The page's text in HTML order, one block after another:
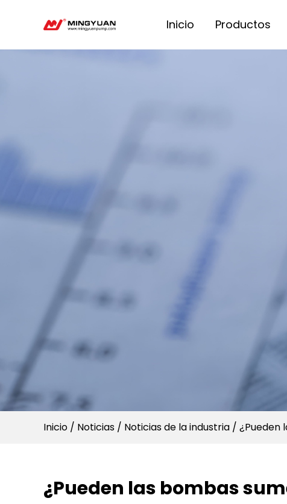
Inicio Productos
Inicio / Noticias / Noticias de la industria / ¿Pueden
¿Pueden las bombas